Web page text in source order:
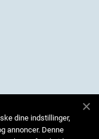
dine indstillinger,
annoncer. Denne